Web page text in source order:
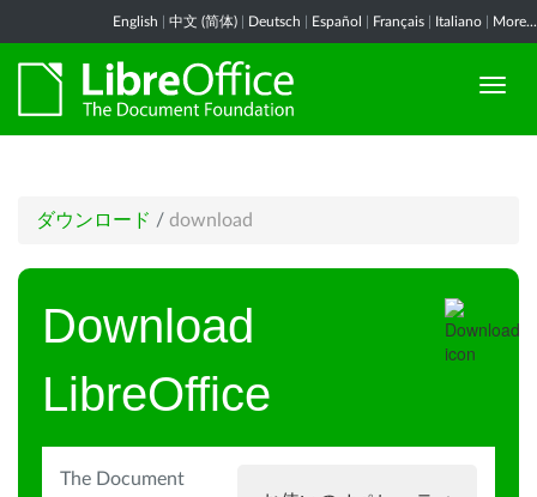
English 中文 (简体) Deutsch Español Français Italiano More...
ダウンロード / download
Download
LibreOffice
The Document